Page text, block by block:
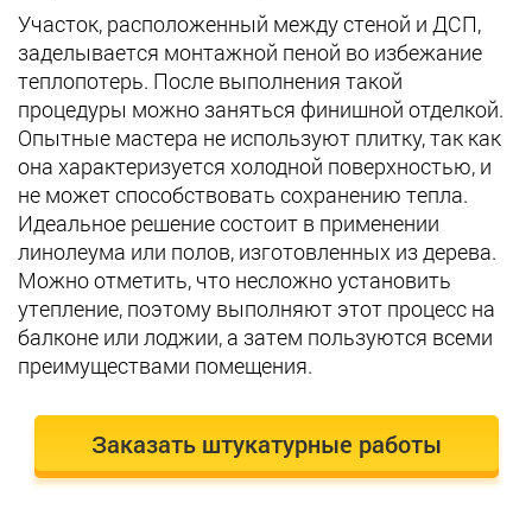
Участок, расположенный между стеной и ДСП,
заделывается монтажной пеной во избежание
теплопотерь. После выполнения такой
процедуры можно заняться финишной отделкой.
Опытные мастера не используют плитку, так как
она характеризуется холодной поверхностью, и
не может способствовать сохранению тепла.
Идеальное решение состоит в применении
линолеума или полов, изготовленных из дерева.
Можно отметить, что несложно установить
утепление, поэтому выполняют этот процесс на
балконе или лоджии, а затем пользуются всеми
преимуществами помещения.
Заказать штукатурные работы